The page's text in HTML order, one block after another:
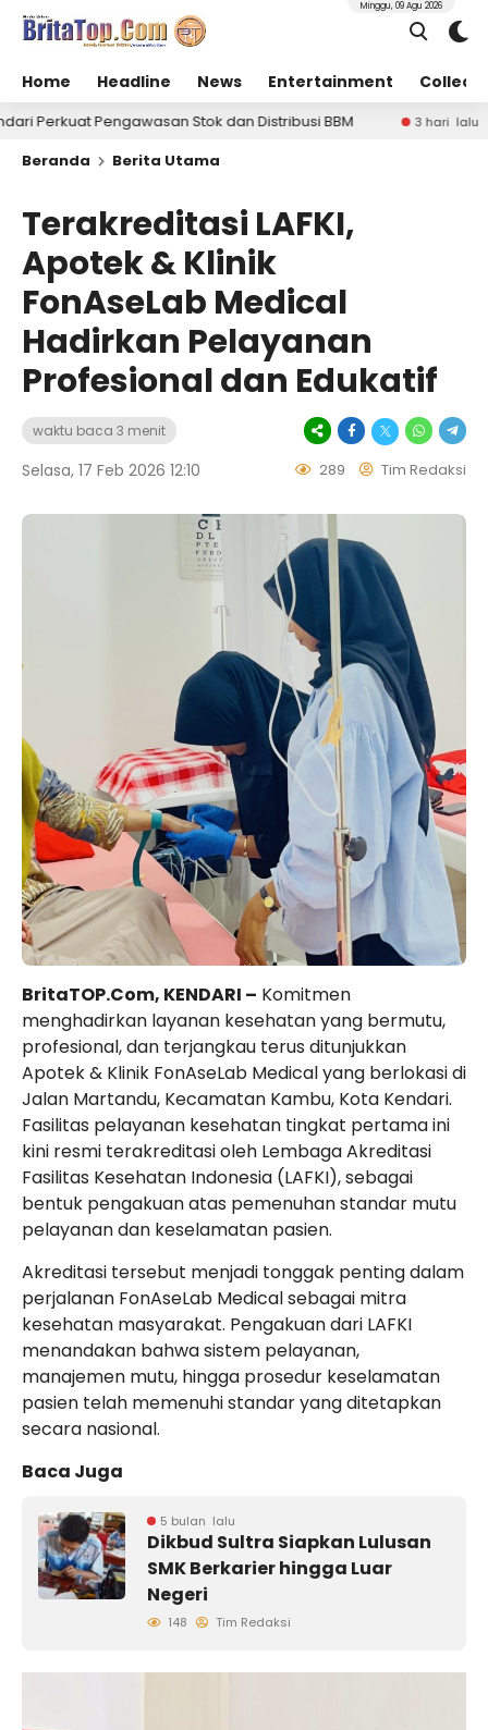
Home Headline News Entertainment
Minggu, 09 Agu 2026
BBM 3 hari lalu
Coffee Morning Lanal Kendari Perkuat
Beranda
Berita Utama
Terakreditasi LAFKI,
Apotek & Klinik
FonAseLab Medical
Hadirkan Pelayanan
Profesional dan Edukatif
waktu baca 3 menit
Selasa, 17 Feb 2026 12:10 289 Tim Redaksi
BritaTOP.Com, KENDARI – Komitmen
menghadirkan layanan kesehatan yang bermutu,
profesional, dan terjangkau terus ditunjukkan
Apotek & Klinik FonAseLab Medical yang berlokasi di
Jalan Martandu, Kecamatan Kambu, Kota Kendari.
Fasilitas pelayanan kesehatan tingkat pertama ini
kini resmi terakreditasi oleh Lembaga Akreditasi
Fasilitas Kesehatan Indonesia (LAFKI), sebagai
bentuk pengakuan atas pemenuhan standar mutu
pelayanan dan keselamatan pasien.
Akreditasi tersebut menjadi tonggak penting dalam
perjalanan FonAseLab Medical sebagai mitra
kesehatan masyarakat. Pengakuan dari LAFKI
menandakan bahwa sistem pelayanan,
manajemen mutu, hingga prosedur keselamatan
pasien telah memenuhi standar yang ditetapkan
secara nasional.
Baca Juga
5 bulan lalu
Dikbud Sultra Siapkan Lulusan
SMK Berkarier hingga Luar
Negeri
148 Tim Redaksi